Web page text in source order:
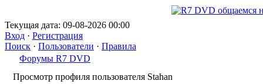
Текущая дата: 09-08-2026 00:00
Вход · Регистрация
Поиск · Пользователи · Правила
Форумы R7 DVD
Просмотр профиля пользователя Stahan